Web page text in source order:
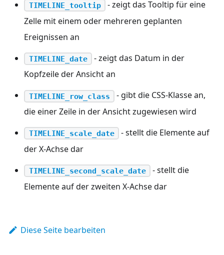
TIMELINE_tooltip
- zeigt das Tooltip für eine
Zelle mit einem oder mehreren geplanten
Ereignissen an
TIMELINE_date
- zeigt das Datum in der
Kopfzeile der Ansicht an
TIMELINE_row_class
- gibt die CSS-Klasse an,
die einer Zeile in der Ansicht zugewiesen wird
TIMELINE_scale_date
- stellt die Elemente auf
der X-Achse dar
TIMELINE_second_scale_date
- stellt die
Elemente auf der zweiten X-Achse dar
Diese Seite bearbeiten